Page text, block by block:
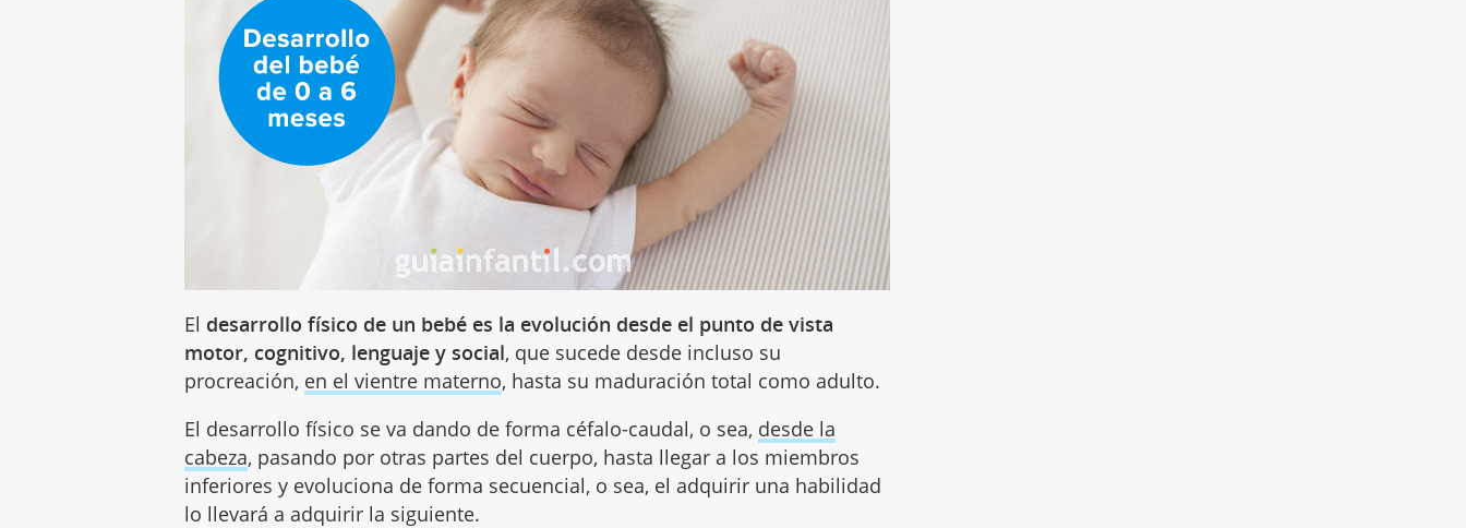
El desarrollo físico de un bebé es la evolución desde el punto de vista
motor, cognitivo, lenguaje y social, que sucede desde incluso su
procreación, en el vientre materno, hasta su maduración total como adulto.
El desarrollo físico se va dando de forma céfalo-caudal, o sea, desde la
cabeza, pasando por otras partes del cuerpo, hasta llegar a los miembros
inferiores y evoluciona de forma secuencial, o sea, el adquirir una habilidad
lo llevará a adquirir la siguiente.